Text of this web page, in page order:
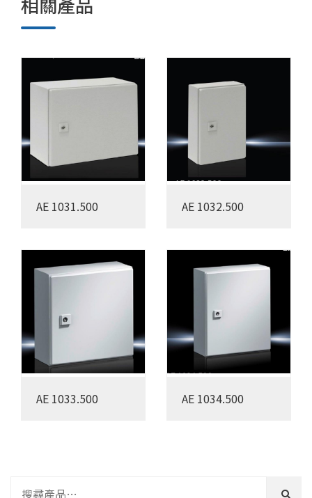
相關產品
AE 1031.500 AE 1032.500
AE 1033.500 AE 1034.500